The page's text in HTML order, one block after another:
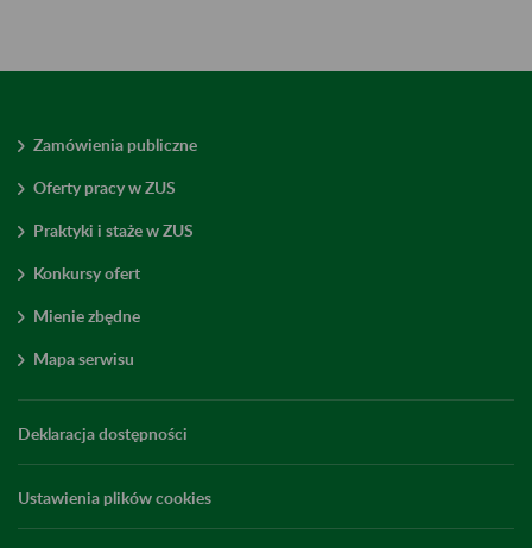
Zamówienia publiczne
Oferty pracy w ZUS
Praktyki i staże w ZUS
Konkursy ofert
Mienie zbędne
Mapa serwisu
Deklaracja dostępności
Ustawienia plików cookies